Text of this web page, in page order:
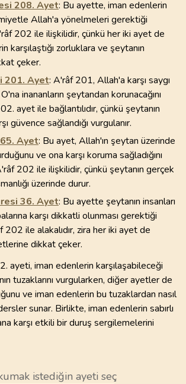
208. Ayet: Bu ayette, iman edenlerin
Allah'a yönelmeleri gerektiği
202 ile ilişkilidir, çünkü her iki ayet de
karşılaştığı zorluklara ve şeytanın
çeker.
201. Ayet: A'râf 201, Allah'a karşı saygı
inananların şeytandan korunacağını
ayet ile bağlantılıdır, çünkü şeytanın
güvence sağlandığı vurgulanır.
65. Ayet: Bu ayet, Allah'ın şeytan üzerinde
ve ona karşı koruma sağladığını
202 ile ilişkilidir, çünkü şeytanın gerçek
üzerinde durur.
36. Ayet: Bu ayette şeytanın insanları
karşı dikkatli olunması gerektiği
ile alakalıdır, zira her iki ayet de
dikkat çeker.
ayeti, iman edenlerin karşılaşabileceği
tuzaklarını vurgularken, diğer ayetler de
ve iman edenlerin bu tuzaklardan nasıl
sunar. Birlikte, iman edenlerin sabırlı
karşı etkili bir duruş sergilemelerini
istediğin ayeti seç